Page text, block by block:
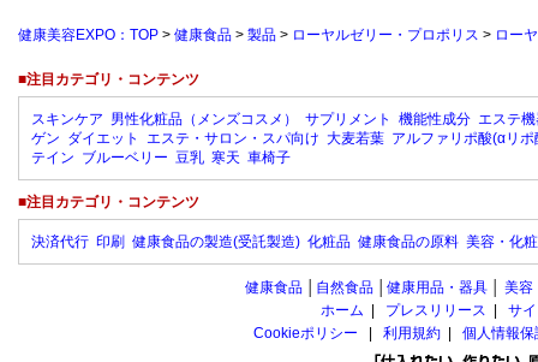
健康美容EXPO：TOP > 健康食品 > 製品 > ローヤルゼリー・プロポリス > ロー
■注目カテゴリ・コンテンツ
スキンケア 男性化粧品（メンズコスメ） サプリメント 機能性成分 エステ
ゲン ダイエット エステ・サロン・スパ向け 大麦若葉 アルファリポ酸(αリポ
テイン ブルーベリー 豆乳 寒天 車椅子
■注目カテゴリ・コンテンツ
決済代行 印刷 健康食品の製造(受託製造) 化粧品 健康食品の原料 美容・化
健康食品 自然食品 健康用品・器具 美容
ホーム
プレスリリース
サ
Cookieポリシー
利用規約 個人情報